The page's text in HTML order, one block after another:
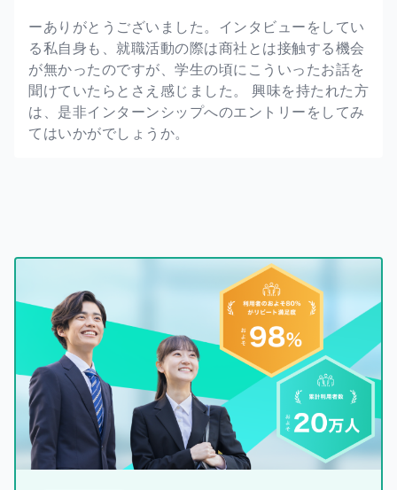
ーありがとうございました。インタビューをしてい
る私自身も、就職活動の際は商社とは接触する機会
が無かったのですが、学生の頃にこういったお話を
聞けていたらとさえ感じました。 興味を持たれた方
は、是非インターンシップへのエントリーをしてみ
てはいかがでしょうか。